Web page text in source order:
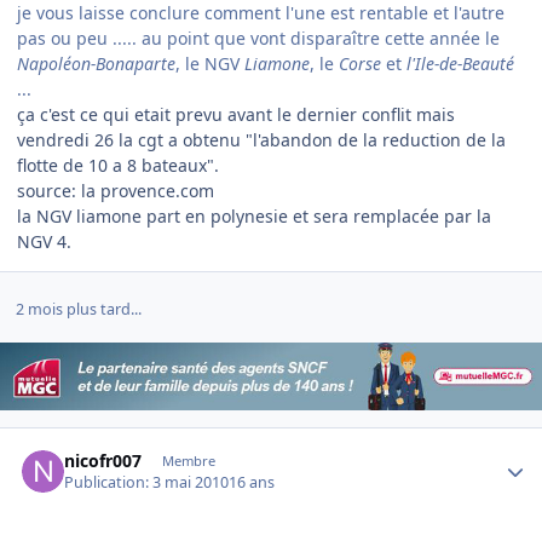
je vous laisse conclure comment l'une est rentable et l'autre
pas ou peu ..... au point que vont disparaître cette année le
Napoléon-Bonaparte, le NGVLiamone, le Corse et l'Ile-de-Beauté
...
ça c'est ce qui etait prevu avant le dernier conflit mais
vendredi 26 la cgt a obtenu "l'abandon de la reduction de la
flotte de 10 a 8 bateaux".
source: la provence.com
la NGV liamone part en polynesie et sera remplacée par la
NGV 4.
2 mois plus tard...
nicofr007 Membre
Publication:3 mai 201016 ans